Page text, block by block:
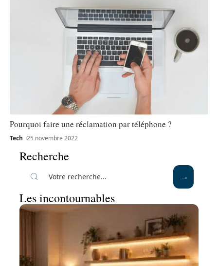
Pourquoi faire une réclamation par téléphone ?
Tech 25 novembre 2022
Recherche
Les incontournables